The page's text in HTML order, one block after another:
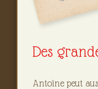
Des
Antoine peut